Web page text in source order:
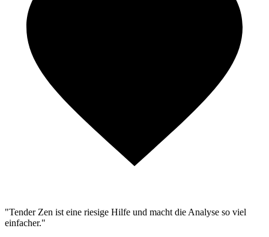
"Tender Zen ist eine riesige Hilfe und macht die Analyse so viel
einfacher."